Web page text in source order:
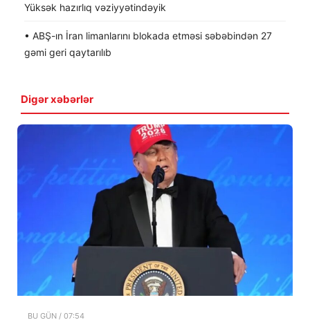
Yüksək hazırlıq vəziyyətindəyik
• ABŞ-ın İran limanlarını blokada etməsi səbəbindən 27
gəmi geri qaytarılıb
Digər xəbərlər
BU GÜN / 07:54